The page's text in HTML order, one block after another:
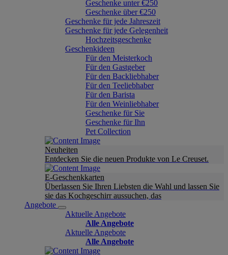
Geschenke unter €250
Geschenke über €250
Geschenke für jede Jahreszeit
Geschenke für jede Gelegenheit
Hochzeitsgeschenke
Geschenkideen
Für den Meisterkoch
Für den Gastgeber
Für den Backliebhaber
Für den Teeliebhaber
Für den Barista
Für den Weinliebhaber
Geschenke für Sie
Geschenke für Ihn
Pet Collection
Neuheiten
Entdecken Sie die neuen Produkte von Le Creuset.
E-Geschenkkarten
Überlassen Sie Ihren Liebsten die Wahl und lassen Sie
sie das Kochgeschirr aussuchen, das
Angebote
Aktuelle Angebote
Alle Angebote
Aktuelle Angebote
Alle Angebote